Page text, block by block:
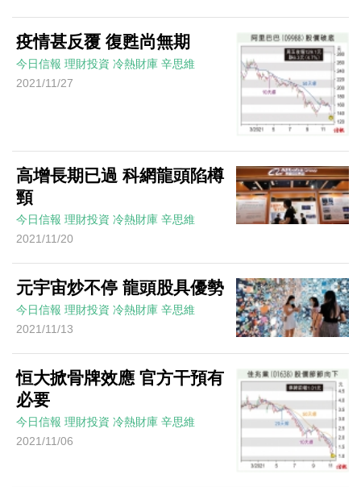
疫情甚反覆 復甦尚無期
今日信報 理財投資 冷熱財庫 辛思維
2021/11/27
高增長期已過 科網龍頭陷樽
頸
今日信報 理財投資 冷熱財庫 辛思維
2021/11/20
元宇宙炒不停 龍頭股具優勢
今日信報 理財投資 冷熱財庫 辛思維
2021/11/13
恒大掀骨牌效應 官方干預有
必要
今日信報 理財投資 冷熱財庫 辛思維
2021/11/06